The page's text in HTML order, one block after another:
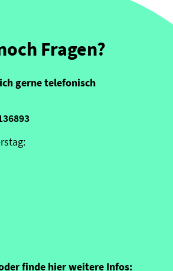
Fragen?
gerne telefonisch
finde hier weitere Infos: